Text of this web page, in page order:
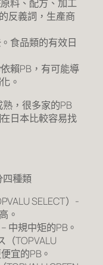
料、配方、加工
反義詞，生產商
食品類的有效日
賴PB，有可能導
。
，很多家的PB
日本比較容易找
四種類
SELECT）-
。
中規中矩的PB。
（TOPVALU
宜的PB。